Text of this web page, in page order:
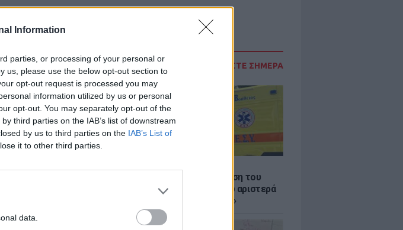
Information
parties, or processing of your personal or
us, please use the below opt-out section to
opt-out request is processed you may
information utilized by us or personal
opt-out. You may separately opt-out of the
third parties on the IAB’s list of downstream
by us to third parties on the IAB’s List of
it to other third parties.
data.
ΔΙΑΒΑΣΤΕ ΣΗΜΕΡΑ
Σέρρες: Συγκλονίζει η κατάθεση του
οδηγού – «Κοίταξα να στρίψω αριστερά
για να γλιτώσω, δεν πρόλαβα»